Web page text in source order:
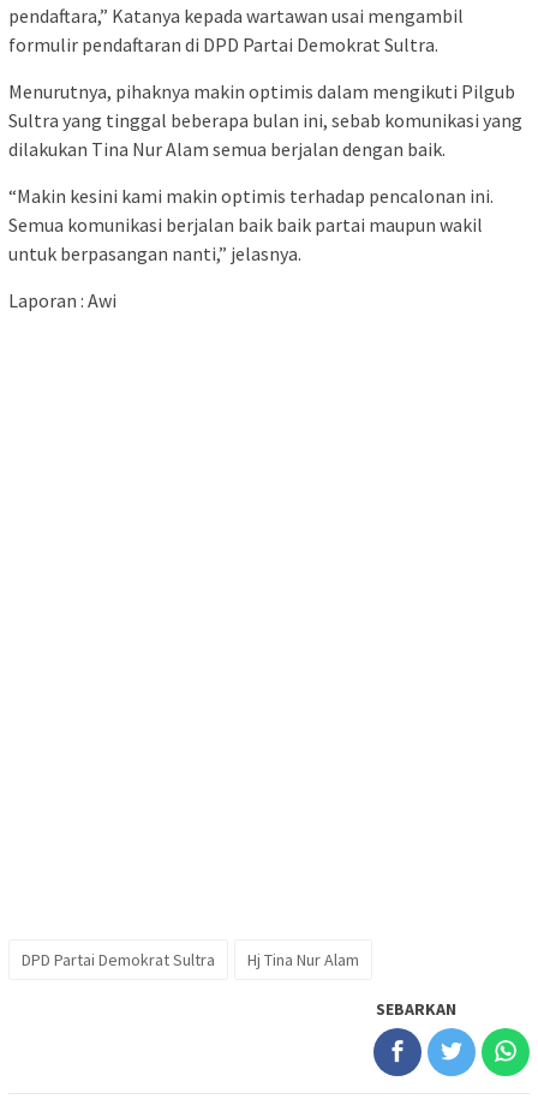
pendaftara,” Katanya kepada wartawan usai mengambil
formulir pendaftaran di DPD Partai Demokrat Sultra.
Menurutnya, pihaknya makin optimis dalam mengikuti Pilgub
Sultra yang tinggal beberapa bulan ini, sebab komunikasi yang
dilakukan Tina Nur Alam semua berjalan dengan baik.
“Makin kesini kami makin optimis terhadap pencalonan ini.
Semua komunikasi berjalan baik baik partai maupun wakil
untuk berpasangan nanti,” jelasnya.
Laporan : Awi
DPD Partai Demokrat Sultra Hj Tina Nur Alam
SEBARKAN